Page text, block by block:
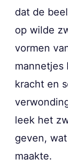
dat de
op wilde
vormen
mannetjes
kracht en
leek het
geven,
maakte.